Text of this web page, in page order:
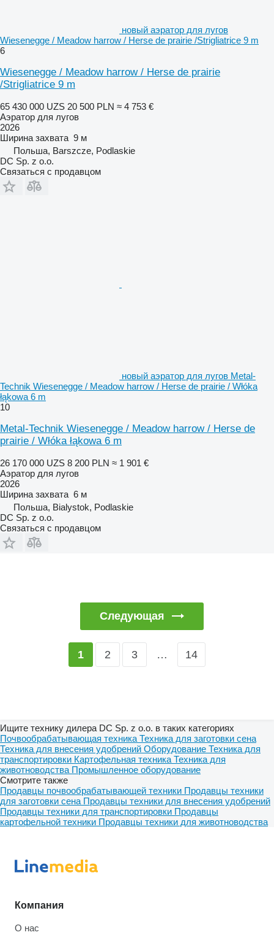
новый аэратор для лугов
Wiesenegge / Meadow harrow / Herse de prairie /Strigliatrice 9 m
6
Wiesenegge / Meadow harrow / Herse de prairie
/Strigliatrice 9 m
65 430 000 UZS 20 500 PLN ≈ 4 753 €
Аэратор для лугов
2026
Ширина захвата 9 м
Польша, Barszcze, Podlaskie
DC Sp. z o.o.
Связаться с продавцом
новый аэратор для лугов Metal-
Technik Wiesenegge / Meadow harrow / Herse de prairie / Włóka
łąkowa 6 m
10
Metal-Technik Wiesenegge / Meadow harrow / Herse de
prairie / Włóka łąkowa 6 m
26 170 000 UZS 8 200 PLN ≈ 1 901 €
Аэратор для лугов
2026
Ширина захвата 6 м
Польша, Bialystok, Podlaskie
DC Sp. z o.o.
Связаться с продавцом
Следующая
1 2 3 … 14
Ищите технику дилера DC Sp. z o.o. в таких категориях
Почвообрабатывающая техника Техника для заготовки сена
Техника для внесения удобрений Оборудование Техника для
транспортировки Картофельная техника Техника для
животноводства Промышленное оборудование
Смотрите также
Продавцы почвообрабатывающей техники Продавцы техники
для заготовки сена Продавцы техники для внесения удобрений
Продавцы техники для транспортировки Продавцы
картофельной техники Продавцы техники для животноводства
Компания
О нас